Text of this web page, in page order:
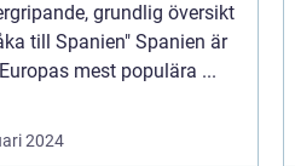
grundlig översikt
Spanien" Spanien är
mest populära ...
2024